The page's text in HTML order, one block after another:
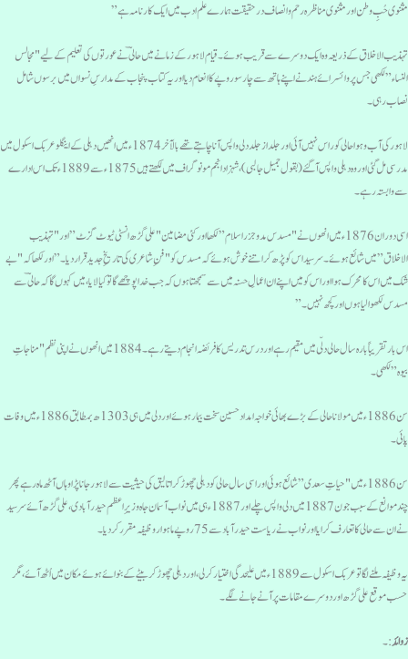
مثنوی حُبِ وطن اور مثنوی مناظرہ رحم و انصاف درحقیقت ہمارے علم ادب میں ایک کارنامہ ہے”
تہذیب الاخلاق کے ذریعہ وہ ایک دوسرے سے قریب ہوئے۔ قیام لاہور کے زمانے میں حالی ؔ نے عورتوں کی تعلیم کے لیے "مجالس
النساء” لکھی جس پر وائسرائے ہند نے اپنے ہاتھ سے چارسو روپے کا انعام دیااور یہ کتاب پنجاب کے مدارسِ نسواں میں برسوں شامل
نصاب رہی۔
لاہور کی آب وہوا حالی کو راس نہیں آئی اور جلد از جلد دلی واپس آنا چاہتے تھے بالآخر 1874ء میں انھیں دہلی کے اینگلو عربک اسکول میں
مدرسی مل گئی اور وہ دہلی واپس آگئے(بقول جمیل جالبی)، شہزاد انجم مونوگراف میں لکھتے ہیں 1875ء سے 1889 ء تک اس ادارے
سے وابستہ رہے۔
اسی دوران 1876 ء میں انھوں نے "مسدس مدو جزراسلام” لکھااور کئی مضامین "علی گڑھ انسٹی ٹیوٹ گزٹ” اور "تہذیب
الاخلاق” میں شائع ہوئے۔ سرسید اس کو پڑھ کر اتنے خوش ہوئے کہ مسدس کو "فنِ شاعری کی تاریخِ جدید قراردیا۔”اور لکھا کہ "بے
شک میں اس کامحرک ہوااور اس کو میں اپنے ان اعمالِ حسنہ میں سے سمجھتا ہوں کہ جب خداپوچھے گا تو کیا لایا، میں کہوں گا کہ حالیؔ سے
مسدس لکھوالیا ہوں اور کچھ نہیں۔”
اس بار تقریباً بارہ سال حالی دلّی میں مقیم رہےاور درس تدریس کا فریضہ انجام دیتے رہے۔ 1884 میں انھوں نے اپنی نظم "مناجاتِ
بیوہ”لکھی۔
سن1886ء میں مولانا حالی کے بڑے بھائی خواجہ امداد حسین سخت بیمار ہوئے اور دلی میں ہی 1303ھ بمطابق 1886ء میں وفات
پائی ۔
سن 1886ء میں "حیاتِ سعدی” شائع ہوئی اور اسی سال حالی کو دہلی چھوڑ کر اتالیق کی حیثیت سے لاہور جانا پڑاوہاں آٹھ ماہ رہے پھر
چند موانع کے سبب جون 1887میں دلی واپس چلے اور 1887ء ہی میں نواب آسمان جاہ وزیرِ اعظم حیدرآبادی، علی گڑھ آئے سرسید
نے ان سے حالی کا تعارف کرایا اور نواب نے ریاست حیدرآباد سے 75 روپے ماہوار وظیفہ مقرر کردیا۔
یہ وظیفہ ملنے لگا تو عربک اسکول سے 1889ء میں علیحدگی اختیار کرلی، اور دہلی چھوڑ کر بیٹے کے بنوائے ہوئے مکان میں اُٹھ آئے ، مگر
حسب موقع علی گڑھ اوردوسرے مقامات پر آنے جانے لگے۔
زوائد:۔